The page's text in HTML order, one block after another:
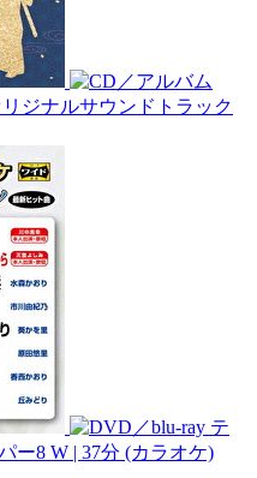
ジナルサウンドトラック
テ
ー8 W | 37分 (カラオケ)